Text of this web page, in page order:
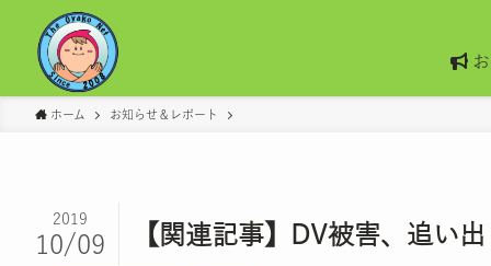
ホーム お知らせ＆レポート
【関連記事】DV被害、追い
2019
10/09